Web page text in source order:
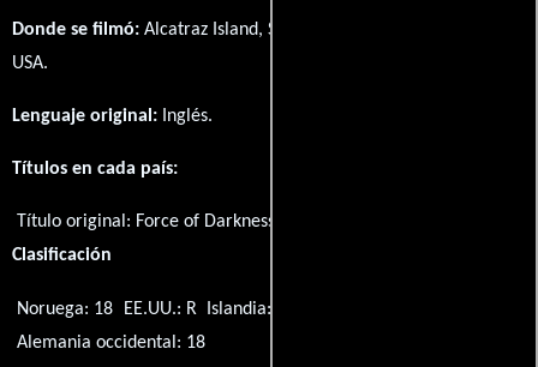
Donde se filmó: Alcatraz Island, San Francisco Bay, California,
USA.
Lenguaje original: Inglés.
Títulos en cada país:
Título original: Force of Darkness
Clasificación
Noruega: 18 EE.UU.: R Islandia: 16
Alemania occidental: 18